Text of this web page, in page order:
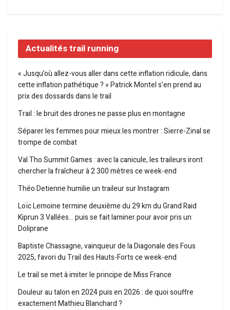
Actualités trail running
« Jusqu’où allez-vous aller dans cette inflation ridicule, dans
cette inflation pathétique ? » Patrick Montel s’en prend au
prix des dossards dans le trail
Trail : le bruit des drones ne passe plus en montagne
Séparer les femmes pour mieux les montrer : Sierre-Zinal se
trompe de combat
Val Tho Summit Games : avec la canicule, les traileurs iront
chercher la fraîcheur à 2 300 mètres ce week-end
Théo Detienne humilie un traileur sur Instagram
Loïc Lemoine termine deuxième du 29 km du Grand Raid
Kiprun 3 Vallées… puis se fait laminer pour avoir pris un
Doliprane
Baptiste Chassagne, vainqueur de la Diagonale des Fous
2025, favori du Trail des Hauts-Forts ce week-end
Le trail se met à imiter le principe de Miss France
Douleur au talon en 2024 puis en 2026 : de quoi souffre
exactement Mathieu Blanchard ?